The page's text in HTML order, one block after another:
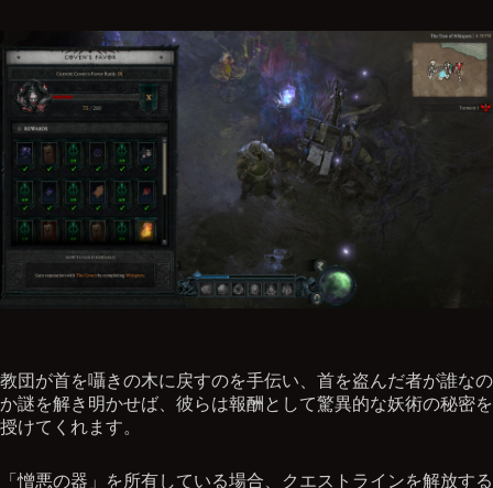
教団が首を囁きの木に戻すのを手伝い、首を盗んだ者が誰なの
か謎を解き明かせば、彼らは報酬として驚異的な妖術の秘密を
授けてくれます。
「憎悪の器」を所有している場合、クエストラインを解放する